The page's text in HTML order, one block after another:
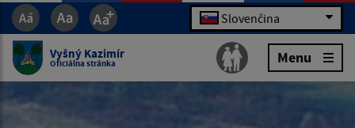
Slovenčina
Vyšný Kazimír
Oficiálna stránka Menu